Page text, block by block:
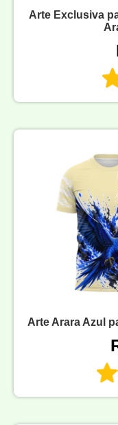
Arte Exclusiva
Arte Arara Azul